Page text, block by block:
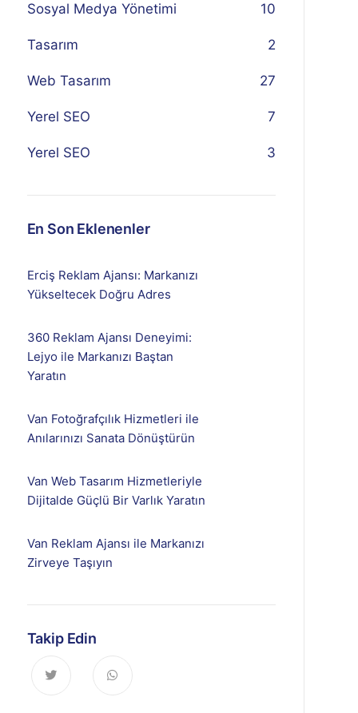
Sosyal Medya Yönetimi 10
Tasarım 2
Web Tasarım 27
Yerel SEO 7
Yerel SEO 3
En Son Eklenenler
Erciş Reklam Ajansı: Markanızı
Yükseltecek Doğru Adres
360 Reklam Ajansı Deneyimi:
Lejyo ile Markanızı Baştan
Yaratın
Van Fotoğrafçılık Hizmetleri ile
Anılarınızı Sanata Dönüştürün
Van Web Tasarım Hizmetleriyle
Dijitalde Güçlü Bir Varlık Yaratın
Van Reklam Ajansı ile Markanızı
Zirveye Taşıyın
Takip Edin